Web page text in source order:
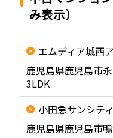
み表示）
エムディア城西
鹿児島県鹿児島市
3LDK
小田急サンシテ
鹿児島県鹿児島市